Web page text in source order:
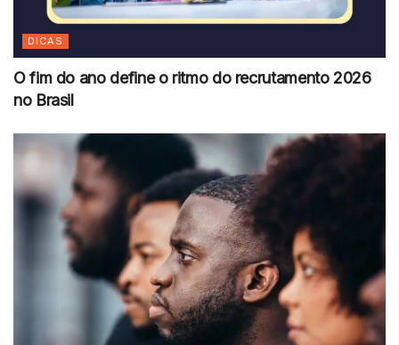
DICAS
O fim do ano define o ritmo do recrutamento 2026
no Brasil